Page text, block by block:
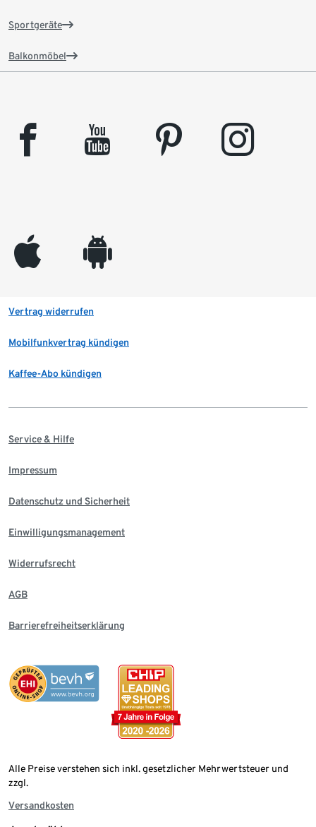
Sportgeräte
Balkonmöbel
facebook youtube pinterest instagram
appleinc android
Vertrag widerrufen
Mobilfunkvertrag kündigen
Kaffee-Abo kündigen
Service & Hilfe
Impressum
Datenschutz und Sicherheit
Einwilligungsmanagement
Widerrufsrecht
AGB
Barrierefreiheitserklärung
Alle Preise verstehen sich inkl. gesetzlicher Mehrwertsteuer und
zzgl.
Versandkosten